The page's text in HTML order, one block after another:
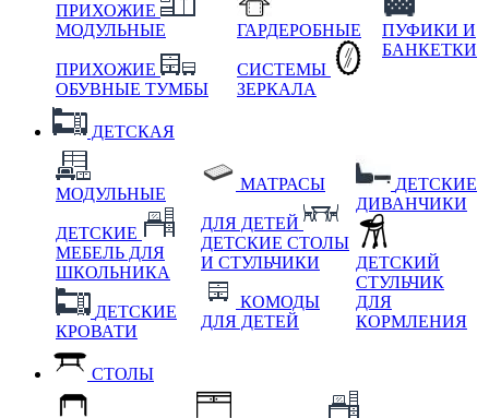
ПРИХОЖИЕ
МОДУЛЬНЫЕ
ПРИХОЖИЕ
ОБУВНЫЕ ТУМБЫ
ГАРДЕРОБНЫЕ
СИСТЕМЫ
ЗЕРКАЛА
ПУФИКИ И
БАНКЕТКИ
ДЕТСКАЯ
МОДУЛЬНЫЕ
ДЕТСКИЕ
МЕБЕЛЬ ДЛЯ
ШКОЛЬНИКА
ДЕТСКИЕ
КРОВАТИ
МАТРАСЫ
ДЛЯ ДЕТЕЙ
ДЕТСКИЕ СТОЛЫ
И СТУЛЬЧИКИ
КОМОДЫ
ДЛЯ ДЕТЕЙ
ДЕТСКИЕ
ДИВАНЧИКИ
ДЕТСКИЙ
СТУЛЬЧИК
ДЛЯ
КОРМЛЕНИЯ
СТОЛЫ